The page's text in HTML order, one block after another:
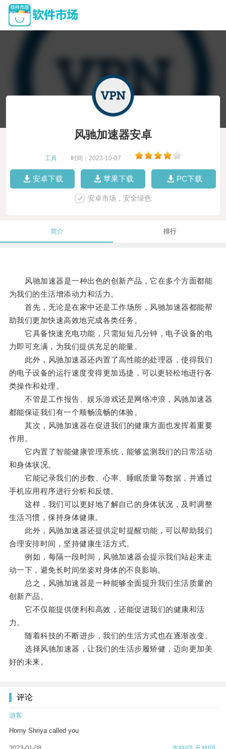
风驰加速器安卓
工具 时间：2023-10-07
安卓下载 苹果下载 PC下载
安卓市场，安全绿色
简介 排行
风驰加速器是一种出色的创新产品，它在多个方面都能
为我们的生活增添动力和活力。
首先，无论是在家中还是工作场所，风驰加速器都能帮
助我们更加快速高效地完成各类任务。
它具备快速充电功能，只需短短几分钟，电子设备的电
力即可充满，为我们提供充足的能量。
此外，风驰加速器还内置了高性能的处理器，使得我们
的电子设备的运行速度变得更加迅捷，可以更轻松地进行各
类操作和处理。
不管是工作报告、娱乐游戏还是网络冲浪，风驰加速器
都能保证我们有一个顺畅流畅的体验。
其次，风驰加速器在促进我们的健康方面也发挥着重要
作用。
它内置了智能健康管理系统，能够监测我们的日常活动
和身体状况。
它能记录我们的步数、心率、睡眠质量等数据，并通过
手机应用程序进行分析和反馈。
这样，我们可以更好地了解自己的身体状况，及时调整
生活习惯，保持身体健康。
此外，风驰加速器还提供定时提醒功能，可以帮助我们
合理安排时间，坚持健康生活方式。
例如，每隔一段时间，风驰加速器会提示我们站起来走
动一下，避免长时间坐姿对身体的不良影响。
总之，风驰加速器是一种能够全面提升我们生活质量的
创新产品。
它不仅能提供便利和高效，还能促进我们的健康和活
力。
随着科技的不断进步，我们的生活方式也在逐渐改变。
选择风驰加速器，让我们的生活步履矫健，迈向更加美
好的未来。
评论
游客
Horny Shriya called you